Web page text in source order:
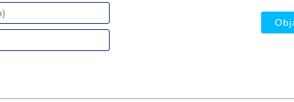
Ime
ili
nadimak
Email
(nije